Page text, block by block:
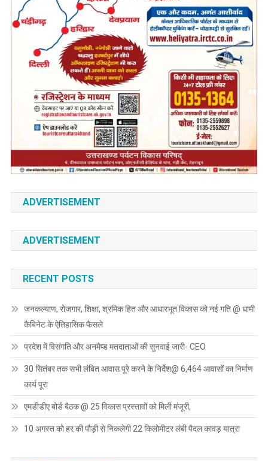
ADVERTISEMENT
ADVERTISEMENT
RECENT POSTS
जनकल्याण, रोजगार, शिक्षा, श्रमिक हित और आधारभूत विकास को नई गति @ धामी
कैबिनेट के ऐतिहासिक फैसले
प्रदेश में विसंगति और अनमैप्ड मतदाताओं की सुनवाई जारी- CEO
30 सितंबर तक सभी लंबित आवास पूरे करने के निर्देश@ 6,464 आवासों का निर्माण
कार्य पूरा
एमडीडीए बोर्ड बैठक @ 25 विकास प्रस्तावों को मिली मंजूरी,
10 अगस्त को हर की पौड़ी से निकलेगी 22 किलोमीटर लंबी पैदल कावड़ यात्रा